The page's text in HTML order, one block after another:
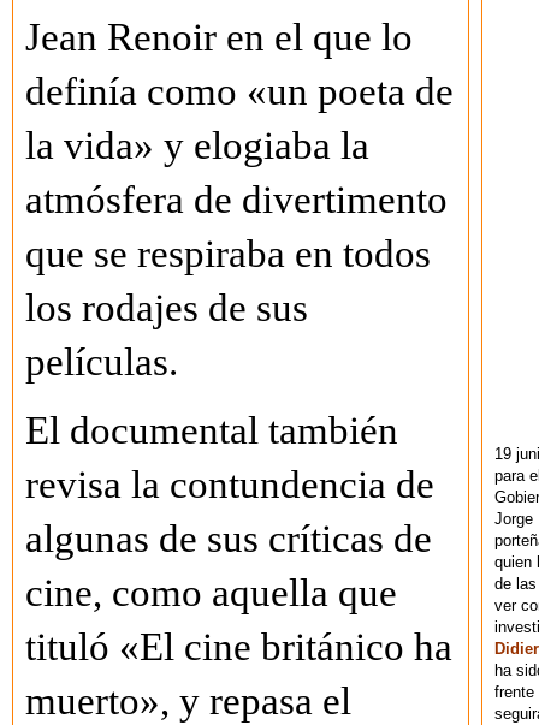
Jean Renoir en el que lo
definía como «un poeta de
la vida» y elogiaba la
atmósfera de divertimento
que se respiraba en todos
los rodajes de sus
películas.
El documental también
revisa la contundencia de
algunas de sus críticas de
cine, como aquella que
tituló «El cine británico ha
muerto», y repasa el
19
para
Jorge
quien
de
ver
Didier
ha
frente